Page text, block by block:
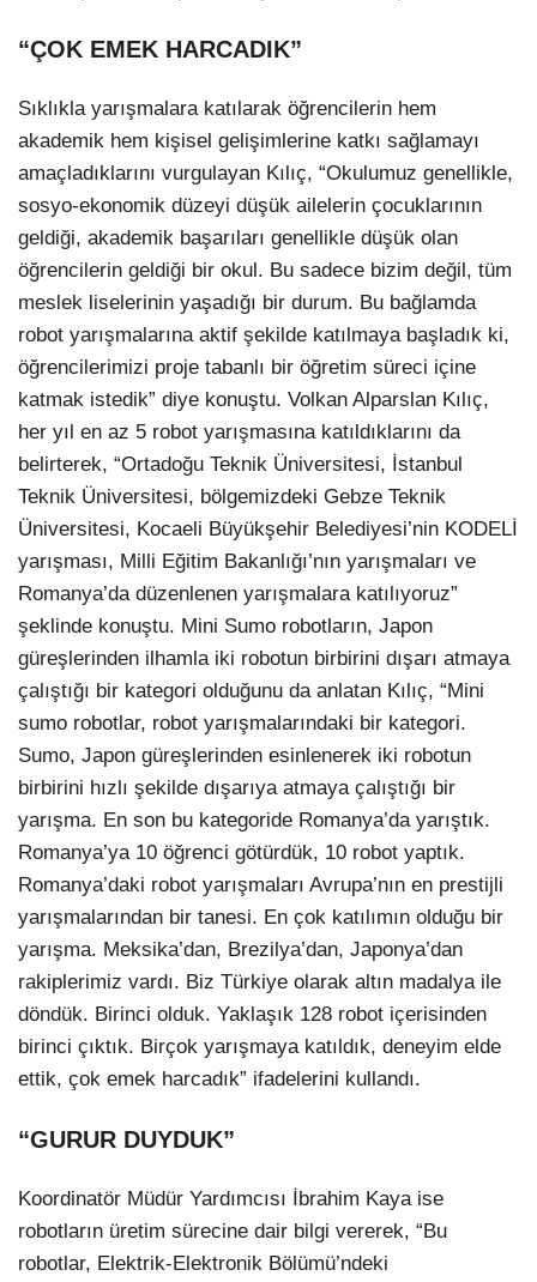
“ÇOK EMEK HARCADIK”
Sıklıkla yarışmalara katılarak öğrencilerin hem
akademik hem kişisel gelişimlerine katkı sağlamayı
amaçladıklarını vurgulayan Kılıç, “Okulumuz genellikle,
sosyo-ekonomik düzeyi düşük ailelerin çocuklarının
geldiği, akademik başarıları genellikle düşük olan
öğrencilerin geldiği bir okul. Bu sadece bizim değil, tüm
meslek liselerinin yaşadığı bir durum. Bu bağlamda
robot yarışmalarına aktif şekilde katılmaya başladık ki,
öğrencilerimizi proje tabanlı bir öğretim süreci içine
katmak istedik” diye konuştu. Volkan Alparslan Kılıç,
her yıl en az 5 robot yarışmasına katıldıklarını da
belirterek, “Ortadoğu Teknik Üniversitesi, İstanbul
Teknik Üniversitesi, bölgemizdeki Gebze Teknik
Üniversitesi, Kocaeli Büyükşehir Belediyesi’nin KODELİ
yarışması, Milli Eğitim Bakanlığı’nın yarışmaları ve
Romanya’da düzenlenen yarışmalara katılıyoruz”
şeklinde konuştu. Mini Sumo robotların, Japon
güreşlerinden ilhamla iki robotun birbirini dışarı atmaya
çalıştığı bir kategori olduğunu da anlatan Kılıç, “Mini
sumo robotlar, robot yarışmalarındaki bir kategori.
Sumo, Japon güreşlerinden esinlenerek iki robotun
birbirini hızlı şekilde dışarıya atmaya çalıştığı bir
yarışma. En son bu kategoride Romanya’da yarıştık.
Romanya’ya 10 öğrenci götürdük, 10 robot yaptık.
Romanya’daki robot yarışmaları Avrupa’nın en prestijli
yarışmalarından bir tanesi. En çok katılımın olduğu bir
yarışma. Meksika’dan, Brezilya’dan, Japonya’dan
rakiplerimiz vardı. Biz Türkiye olarak altın madalya ile
döndük. Birinci olduk. Yaklaşık 128 robot içerisinden
birinci çıktık. Birçok yarışmaya katıldık, deneyim elde
ettik, çok emek harcadık” ifadelerini kullandı.
“GURUR DUYDUK”
Koordinatör Müdür Yardımcısı İbrahim Kaya ise
robotların üretim sürecine dair bilgi vererek, “Bu
robotlar, Elektrik-Elektronik Bölümü’ndeki